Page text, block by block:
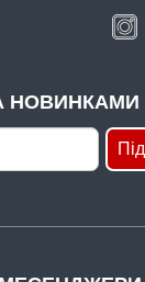
Монтаж
НОВИНКАМИ